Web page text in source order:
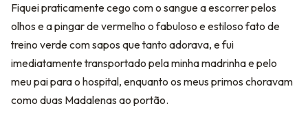
Fiquei praticamente cego com o sangue a escorrer pelos
olhos e a pingar de vermelho o fabuloso e estiloso fato de
treino verde com sapos que tanto adorava, e fui
imediatamente transportado pela minha madrinha e pelo
meu pai para o hospital, enquanto os meus primos choravam
como duas Madalenas ao portão.